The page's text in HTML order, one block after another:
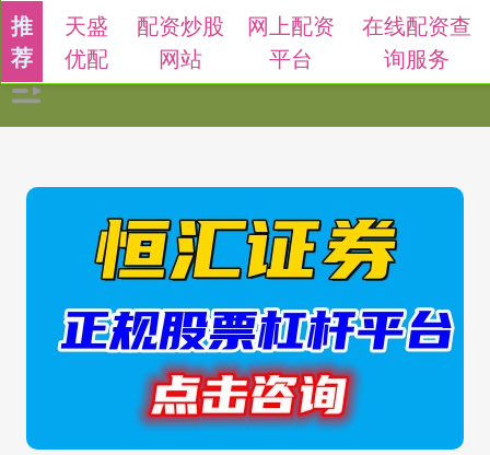
推
荐
天盛
优配
配资炒股
网站
网上配资
平台
在线配资查
询服务